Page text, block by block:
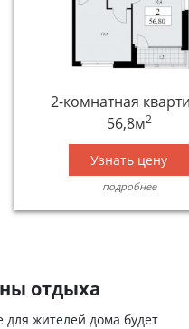
2-комнатная
56,8м2
Узнать цену
подробнее
отдыха
для жителей дома будет